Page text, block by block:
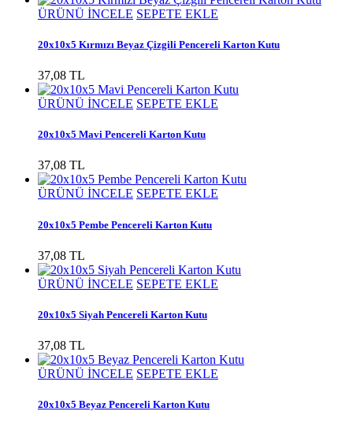
ÜRÜNÜ İNCELE SEPETE EKLE
20x10x5 Kırmızı Beyaz Çizgili Pencereli Karton Kutu
37,08 TL
ÜRÜNÜ İNCELE SEPETE EKLE
20x10x5 Mavi Pencereli Karton Kutu
37,08 TL
ÜRÜNÜ İNCELE SEPETE EKLE
20x10x5 Pembe Pencereli Karton Kutu
37,08 TL
ÜRÜNÜ İNCELE SEPETE EKLE
20x10x5 Siyah Pencereli Karton Kutu
37,08 TL
ÜRÜNÜ İNCELE SEPETE EKLE
20x10x5 Beyaz Pencereli Karton Kutu